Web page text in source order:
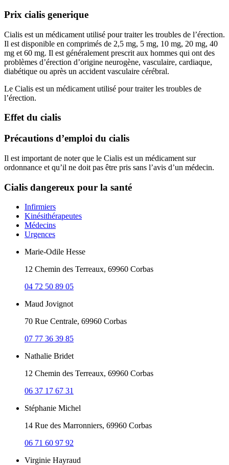
Prix cialis generique
Cialis est un médicament utilisé pour traiter les troubles de l’érection.
Il est disponible en comprimés de 2,5 mg, 5 mg, 10 mg, 20 mg, 40
mg et 60 mg. Il est généralement prescrit aux hommes qui ont des
problèmes d’érection d’origine neurogène, vasculaire, cardiaque,
diabétique ou après un accident vasculaire cérébral.
Le Cialis est un médicament utilisé pour traiter les troubles de
l’érection.
Effet du cialis
Précautions d’emploi du cialis
Il est important de noter que le Cialis est un médicament sur
ordonnance et qu’il ne doit pas être pris sans l’avis d’un médecin.
Cialis dangereux pour la santé
Infirmiers
Kinésithérapeutes
Médecins
Urgences
Marie-Odile Hesse
12 Chemin des Terreaux, 69960 Corbas
04 72 50 89 05
Maud Jovignot
70 Rue Centrale, 69960 Corbas
07 77 36 39 85
Nathalie Bridet
12 Chemin des Terreaux, 69960 Corbas
06 37 17 67 31
Stéphanie Michel
14 Rue des Marronniers, 69960 Corbas
06 71 60 97 92
Virginie Hayraud